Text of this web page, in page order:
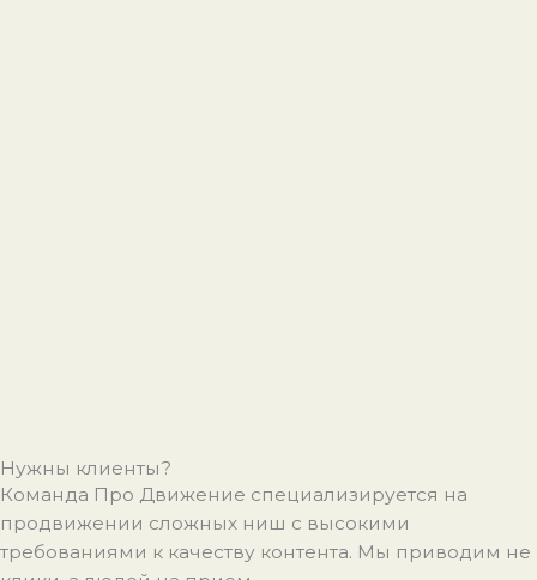
Нужны клиенты?
Команда Про Движение специализируется на
продвижении сложных ниш с высокими
требованиями к качеству контента. Мы приводим не